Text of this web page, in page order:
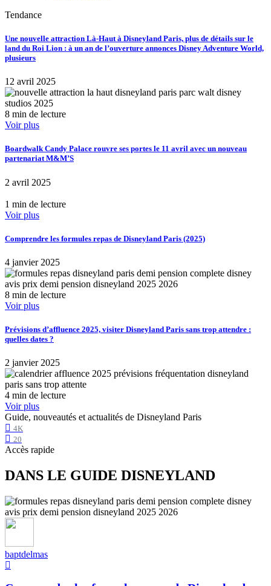
Tendance
Une nouvelle attraction Là-Haut à Disneyland Paris, plus de détails sur le
land du Roi Lion : à un an de l’ouverture annonces Disney Adventure World,
plusieurs
12 avril 2025
8 min de lecture
Voir plus
Boardwalk Candy Palace rouvre ses portes le 11 avril avec un nouveau
partenariat M&M’S
2 avril 2025
1 min de lecture
Voir plus
Comprendre les formules repas de Disneyland Paris (2025)
4 janvier 2025
8 min de lecture
Voir plus
Prévisions d’affluence 2025, visiter Disneyland Paris sans trop attendre :
quelles dates ?
2 janvier 2025
4 min de lecture
Voir plus
Guide, nouveautés et actualités de Disneyland Paris
4K
20
Accès rapide
DANS LE GUIDE DISNEYLAND
baptdelmas